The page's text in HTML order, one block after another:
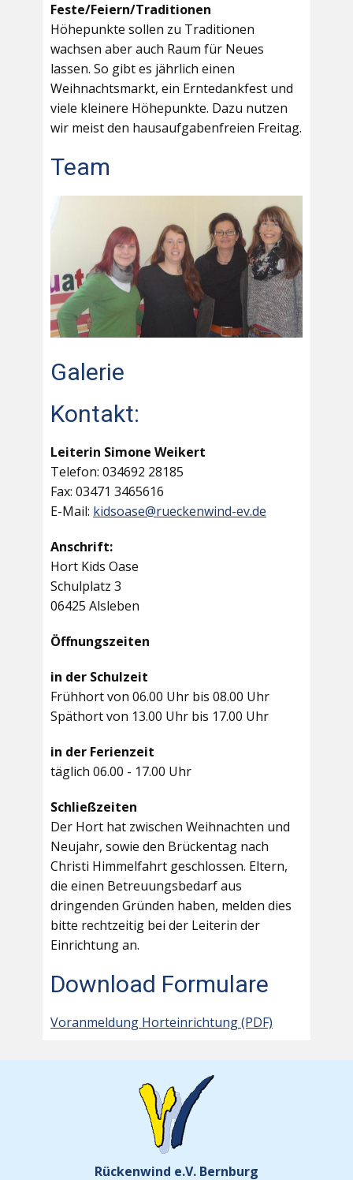
Feste/Feiern/Traditionen
Höhepunkte sollen zu Traditionen
wachsen aber auch Raum für Neues
lassen. So gibt es jährlich einen
Weihnachtsmarkt, ein Erntedankfest und
viele kleinere Höhepunkte. Dazu nutzen
wir meist den hausaufgabenfreien Freitag.
Team
Galerie
Kontakt:
Leiterin Simone Weikert
Telefon: 034692 28185
Fax: 03471 3465616
E-Mail: kidsoase@rueckenwind-ev.de
Anschrift:
Hort Kids Oase
Schulplatz 3
06425 Alsleben
Öffnungszeiten
in der Schulzeit
Frühhort von 06.00 Uhr bis 08.00 Uhr
Späthort von 13.00 Uhr bis 17.00 Uhr
in der Ferienzeit
täglich 06.00 - 17.00 Uhr
Schließzeiten
Der Hort hat zwischen Weihnachten und
Neujahr, sowie den Brückentag nach
Christi Himmelfahrt geschlossen. Eltern,
die einen Betreuungsbedarf aus
dringenden Gründen haben, melden dies
bitte rechtzeitig bei der Leiterin der
Einrichtung an.
Download Formulare
Voranmeldung Horteinrichtung (PDF)
Rückenwind e.V. Bernburg